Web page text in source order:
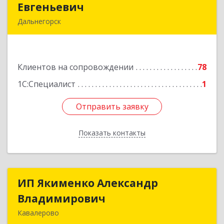
Евгеньевич
Дальнегорск
Клиентов на сопровождении
78
1С:Специалист
1
Отправить заявку
Показать контакты
Подробнее
Отправить заявку
Назад
ИП Якименко Александр
Владимирович
Кавалерово
ИП Якименко Александр